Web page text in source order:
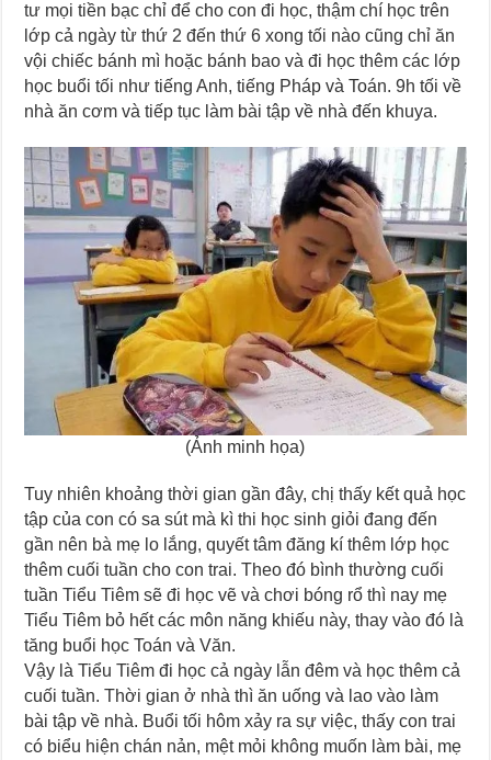
tư mọi tiền bạc chỉ để cho con đi học, thậm chí học trên
lớp cả ngày từ thứ 2 đến thứ 6 xong tối nào cũng chỉ ăn
vội chiếc bánh mì hoặc bánh bao và đi học thêm các lớp
học buổi tối như tiếng Anh, tiếng Pháp và Toán. 9h tối về
nhà ăn cơm và tiếp tục làm bài tập về nhà đến khuya.
(Ảnh minh họa)
Tuy nhiên khoảng thời gian gần đây, chị thấy kết quả học
tập của con có sa sút mà kì thi học sinh giỏi đang đến
gần nên bà mẹ lo lắng, quyết tâm đăng kí thêm lớp học
thêm cuối tuần cho con trai. Theo đó bình thường cuối
tuần Tiểu Tiêm sẽ đi học vẽ và chơi bóng rổ thì nay mẹ
Tiểu Tiêm bỏ hết các môn năng khiếu này, thay vào đó là
tăng buổi học Toán và Văn.
Vậy là Tiểu Tiêm đi học cả ngày lẫn đêm và học thêm cả
cuối tuần. Thời gian ở nhà thì ăn uống và lao vào làm
bài tập về nhà. Buổi tối hôm xảy ra sự việc, thấy con trai
có biểu hiện chán nản, mệt mỏi không muốn làm bài, mẹ